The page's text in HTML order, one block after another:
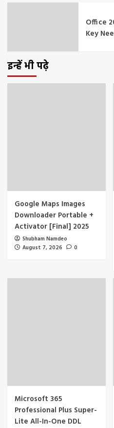
Office
Key
इन्हें भी पढ़े
Google Maps Images
Downloader Portable +
Activator [Final] 2025
Shubham Namdeo
August 7, 2026
0
Microsoft 365
Professional Plus Super-
Lite All-In-One DDL